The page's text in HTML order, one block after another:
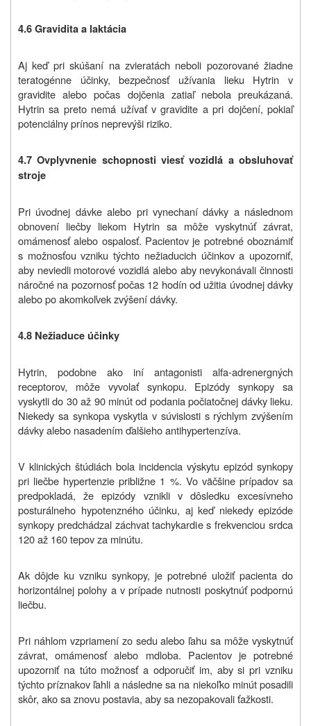
4.6Gravidita a laktácia
Aj keď pri skúšaní na zvieratách neboli pozorované žiadne
teratogénne účinky, bezpečnosť užívania lieku Hytrin v
gravidite alebo počas dojčenia zatiaľ nebola preukázaná.
Hytrin sa preto nemá užívať v gravidite a pri dojčení, pokiaľ
potenciálny prínos neprevýši riziko.
4.7 Ovplyvnenie schopnosti viesť vozidlá a obsluhovať
stroje
Pri úvodnej dávke alebo pri vynechaní dávky a následnom
obnovení liečby liekom Hytrin sa môže vyskytnúť závrat,
omámenosť alebo ospalosť. Pacientov je potrebné oboznámiť
s možnosťou vzniku týchto nežiaducich účinkov a upozorniť,
aby neviedli motorové vozidlá alebo aby nevykonávali činnosti
náročné na pozornosť počas 12 hodín od užitia úvodnej dávky
alebo po akomkoľvek zvýšení dávky.
4.8 Nežiaduce účinky
Hytrin, podobne ako iní antagonisti alfa-adrenergných
receptorov, môže vyvolať synkopu. Epizódy synkopy sa
vyskytli do 30 až 90 minút od podania počiatočnej dávky lieku.
Niekedy sa synkopa vyskytla v súvislosti s rýchlym zvýšením
dávky alebo nasadením ďalšieho antihypertenzíva.
V klinických štúdiách bola incidencia výskytu epizód synkopy
pri liečbe hypertenzie približne 1 %. Vo väčšine prípadov sa
predpokladá, že epizódy vznikli v dôsledku excesívneho
posturálneho hypotenzného účinku, aj keď niekedy epizóde
synkopy predchádzal záchvat tachykardie s frekvenciou srdca
120 až 160 tepov za minútu.
Ak dôjde ku vzniku synkopy, je potrebné uložiť pacienta do
horizontálnej polohy a v prípade nutnosti poskytnúť podpornú
liečbu.
Pri náhlom vzpriamení zo sedu alebo ľahu sa môže vyskytnúť
závrat, omámenosť alebo mdloba. Pacientov je potrebné
upozorniť na túto možnosť a odporučiť im, aby si pri vzniku
týchto príznakov ľahli a následne sa na niekoľko minút posadili
skôr, ako sa znovu postavia, aby sa nezopakovali ťažkosti.